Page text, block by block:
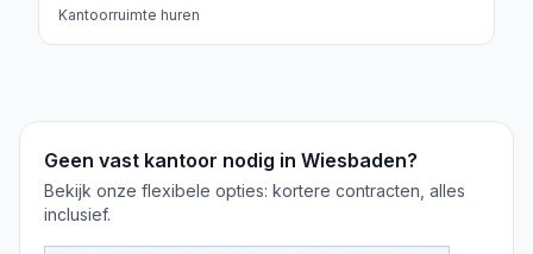
Kantoorruimte huren
Geen vast kantoor nodig in Wiesbaden?
Bekijk onze flexibele opties: kortere contracten, alles
inclusief.